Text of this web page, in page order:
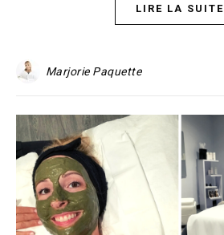
LIRE LA SUITE
Marjorie Paquette